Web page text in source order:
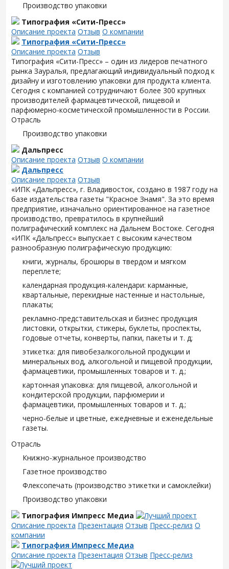
Производство упаковки
Типография «Сити-Пресс»
Описание проекта Отзыв О компании
Типография «Сити-Пресс»
Описание проекта Отзыв
Типография «Сити-Пресс» – один из лидеров печатного
рынка Зауралья, предлагающий индивидуальный подход к
дизайну и изготовлению упаковки для продукта клиента.
Сегодня с компанией сотрудничают более 300 крупных
производителей фармацевтической, пищевой и
парфюмерно-косметической промышленности в России.
Отрасль
Производство упаковки
Дальпресс
Описание проекта Отзыв О компании
Дальпресс
Описание проекта Отзыв
«ИПК «Дальпресс», г. Владивосток, создано в 1987 году на
базе издательства газеты "Красное Знамя". За это время
предприятие, изначально ориентированное на газетное
производство, превратилось в крупнейший
полиграфический комплекс на Дальнем Востоке. Сегодня
«ИПК «Дальпресс» выпускает с высоким качеством
разнообразную полиграфическую продукцию:
книги, журналы, брошюры в твердом и мягком
переплете;
календарная продукция-календари: карманные,
квартальные, перекидные настенные и настольные,
плакаты;
рекламно-представительская и бизнес продукция
листовки, открытки, стикеры, буклеты, проспекты,
годовые отчеты, конверты, папки, пакеты и т. д;
этикетка: для пивобезалкогольной продукции и
минеральных вод, алкогольной и пищевой продукции,
фармацевтики, промышленных товаров и т. д.;
картонная упаковка: для пищевой, алкогольной и
кондитерской продукции, парфюмерии и
фармацевтики, промышленных товаров и т. д.;
черно-белые и цветные, ежедневные и еженедельные
газеты.
Отрасль
Книжно-журнальное производство
Газетное производство
Флексопечать (производство этикетки и самоклейки)
Производство упаковки
Типография Импресс Медиа
Описание проекта Презентация Отзыв Пресс-релиз О
компании
Типография Импресс Медиа
Описание проекта Презентация Отзыв Пресс-релиз